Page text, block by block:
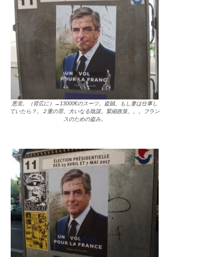
悪党。（背広に）→13000€のスーツ。盗賊。もし妻は仕事し
ていたら？。２重の罪。大いなる陰謀。緊縮政策。。。フラン
スのための盗み。